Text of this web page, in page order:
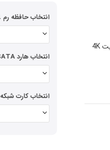
انتخاب حافظه رم DDR3L
انتخاب هارد SATA
انتخاب کارت شبکه WIFI N